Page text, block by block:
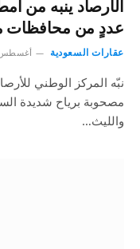
الأرصاد ينبه من
عددٍ من محافظات
عقارات السعودية أغسطس 4,
نبّه المركز الوطني
مصحوبة برياح شديدة
والليث…